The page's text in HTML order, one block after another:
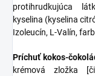
protihrudkujúca
kyselina (kyselina
Izoleucín, L-Valín,
Príchuť kokos-
krémová zložka